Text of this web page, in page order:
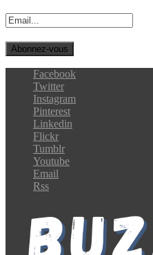
Facebook
Twitter
Instagram
Pinterest
Linkedin
Flickr
Tumblr
Youtube
Email
Rss